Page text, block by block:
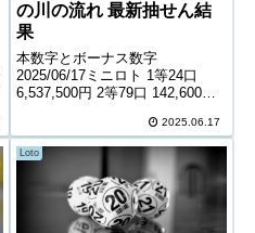
の川の流れ 最新抽せん結
果
本数字とボーナス数字
2025/06/17ミニロト 1等24口
6,537,500円 2等79口 142,600円
口 1,100円 ＊抽せんの結果は最
終的に発売元の発表のものと照
合して下さ...
2025.06.17
Loto